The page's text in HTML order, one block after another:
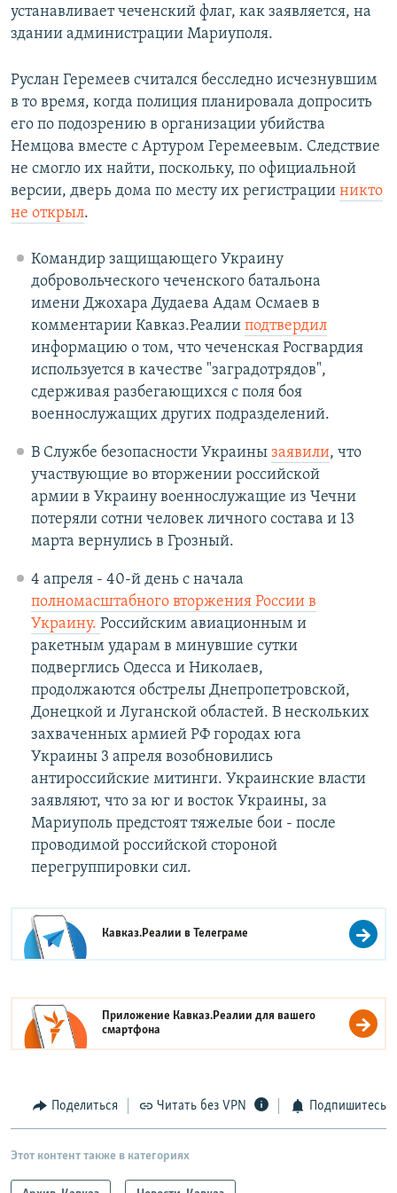
устанавливает чеченский флаг, как заявляется, на
здании администрации Мариуполя.
Руслан Геремеев считался бесследно исчезнувшим
в то время, когда полиция планировала допросить
его по подозрению в организации убийства
Немцова вместе с Артуром Геремеевым. Следствие
не смогло их найти, поскольку, по официальной
версии, дверь дома по месту их регистрации никто
не открыл.
Командир защищающего Украину
добровольческого чеченского батальона
имени Джохара Дудаева Адам Осмаев в
комментарии Кавказ.Реалии подтвердил
информацию о том, что чеченская Росгвардия
используется в качестве "заградотрядов",
сдерживая разбегающихся с поля боя
военнослужащих других подразделений.
В Службе безопасности Украины заявили, что
участвующие во вторжении российской
армии в Украину военнослужащие из Чечни
потеряли сотни человек личного состава и 13
марта вернулись в Грозный.
4 апреля - 40-й день с начала
полномасштабного вторжения России в
Украину. Российским авиационным и
ракетным ударам в минувшие сутки
подверглись Одесса и Николаев,
продолжаются обстрелы Днепропетровской,
Донецкой и Луганской областей. В нескольких
захваченных армией РФ городах юга
Украины 3 апреля возобновились
антироссийские митинги. Украинские власти
заявляют, что за юг и восток Украины, за
Мариуполь предстоят тяжелые бои - после
проводимой российской стороной
перегруппировки сил.
Кавказ.Реалии вТелеграме
Приложение Кавказ.Реалии для вашего
смартфона
Поделиться Читать без VPN Подпишитесь
Этот контент также в категориях